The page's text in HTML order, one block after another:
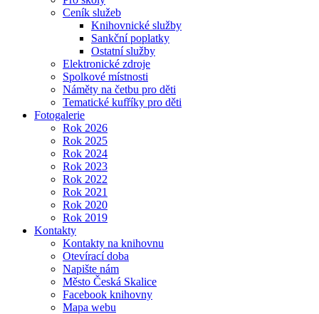
Ceník služeb
Knihovnické služby
Sankční poplatky
Ostatní služby
Elektronické zdroje
Spolkové místnosti
Náměty na četbu pro děti
Tematické kufříky pro děti
Fotogalerie
Rok 2026
Rok 2025
Rok 2024
Rok 2023
Rok 2022
Rok 2021
Rok 2020
Rok 2019
Kontakty
Kontakty na knihovnu
Otevírací doba
Napište nám
Město Česká Skalice
Facebook knihovny
Mapa webu